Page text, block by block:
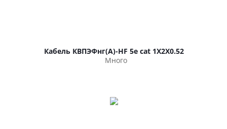
Кабель КВПЭФнг(А)-HF 5е cat 1Х2Х0.52
Много